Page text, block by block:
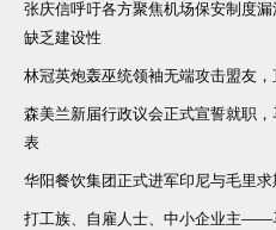
张庆信呼吁各方聚焦机场保安制度
缺乏建设性
林冠英炮轰巫统领袖无端攻击盟友
森美兰新届行政议会正式宣誓就职
表
华阳餐饮集团正式进军印尼与毛里
打工族、自雇人士、中小企业主——